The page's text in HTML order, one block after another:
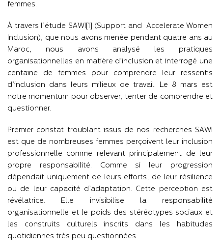
femmes.
À travers l’étude SAWI[1] (Support and Accelerate Women
Inclusion), que nous avons menée pendant quatre ans au
Maroc, nous avons analysé les pratiques
organisationnelles en matière d’inclusion et interrogé une
centaine de femmes pour comprendre leur ressentis
d’inclusion dans leurs milieux de travail. Le 8 mars est
notre momentum pour observer, tenter de comprendre et
questionner.
Premier constat troublant issus de nos recherches SAWI
est que de nombreuses femmes perçoivent leur inclusion
professionnelle comme relevant principalement de leur
propre responsabilité. Comme si leur progression
dépendait uniquement de leurs efforts, de leur résilience
ou de leur capacité d’adaptation. Cette perception est
révélatrice. Elle invisibilise la responsabilité
organisationnelle et le poids des stéréotypes sociaux et
les construits culturels inscrits dans les habitudes
quotidiennes très peu questionnées.